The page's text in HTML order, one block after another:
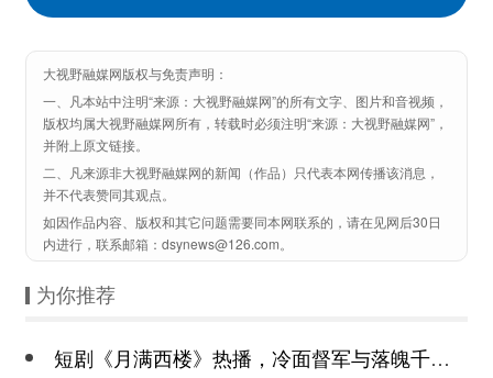
大视野融媒网版权与免责声明：
一、凡本站中注明“来源：大视野融媒网”的所有文字、图片和音视频，
版权均属大视野融媒网所有，转载时必须注明“来源：大视野融媒网”，
并附上原文链接。
二、凡来源非大视野融媒网的新闻（作品）只代表本网传播该消息，
并不代表赞同其观点。
如因作品内容、版权和其它问题需要同本网联系的，请在见网后30日
内进行，联系邮箱：dsynews@126.com。
为你推荐
短剧《月满西楼》热播，冷面督军与落魄千金谱写民国传奇